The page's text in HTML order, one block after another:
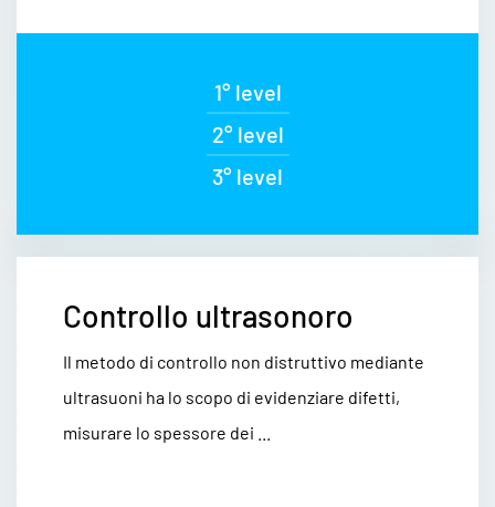
1° level
2° level
3° level
Controllo ultrasonoro
Il metodo di controllo non distruttivo mediante
ultrasuoni ha lo scopo di evidenziare difetti,
misurare lo spessore dei ...